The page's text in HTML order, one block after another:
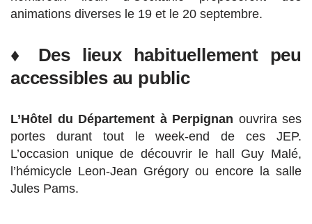
animations diverses le 19 et le 20 septembre.
♦ Des lieux habituellement peu
accessibles au public
L’Hôtel du Département à Perpignan ouvrira ses
portes durant tout le week-end de ces JEP.
L’occasion unique de découvrir le hall Guy Malé,
l’hémicycle Leon-Jean Grégory ou encore la salle
Jules Pams.